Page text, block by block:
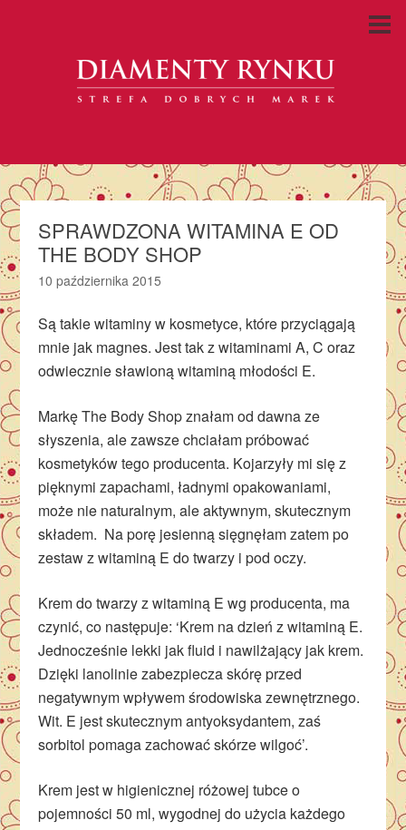
SPRAWDZONA WITAMINA E OD
THE BODY SHOP
10 października 2015
Są takie witaminy w kosmetyce, które przyciągają
mnie jak magnes. Jest tak z witaminami A, C oraz
odwiecznie sławioną witaminą młodości E.
Markę The Body Shop znałam od dawna ze
słyszenia, ale zawsze chciałam próbować
kosmetyków tego producenta. Kojarzyły mi się z
pięknymi zapachami, ładnymi opakowaniami,
może nie naturalnym, ale aktywnym, skutecznym
składem. Na porę jesienną sięgnęłam zatem po
zestaw z witaminą E do twarzy i pod oczy.
Krem do twarzy z witaminą E wg producenta, ma
czynić, co następuje: ‘Krem na dzień z witaminą E.
Jednocześnie lekki jak fluid i nawilżający jak krem.
Dzięki lanolinie zabezpiecza skórę przed
negatywnym wpływem środowiska zewnętrznego.
Wit. E jest skutecznym antyoksydantem, zaś
sorbitol pomaga zachować skórze wilgoć’.
Krem jest w higienicznej różowej tubce o
pojemności 50 ml, wygodnej do użycia każdego